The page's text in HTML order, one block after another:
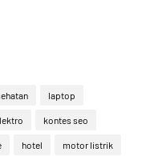
laptop
kontes seo
hotel motor listrik